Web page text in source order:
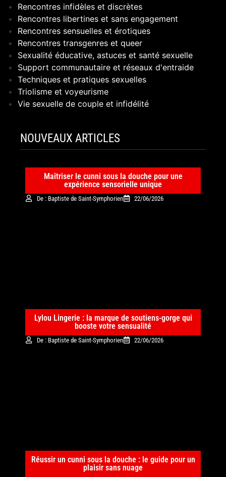
Rencontres infidèles et discrètes
Rencontres libertines et sans engagement
Rencontres sensuelles et érotiques
Rencontres transgenres et queer
Sexualité éducative, astuces et santé sexuelle
Support communautaire et réseaux d'entraide
Techniques et pratiques sexuelles
Triolisme et voyeurisme
Vie sexuelle de couple et infidélité
NOUVEAUX ARTICLES
Maîtriser le cunni sous la douche pour une
expérience sensorielle unique
De : Baptiste de Saint-Symphorien 22/06/2026
Lylou Lingerie : la marque de soutiens-gorge qui
booste votre sensualité
De : Baptiste de Saint-Symphorien 22/06/2026
Réussir un cunni sous la douche : le guide pour un
plaisir sans nuage